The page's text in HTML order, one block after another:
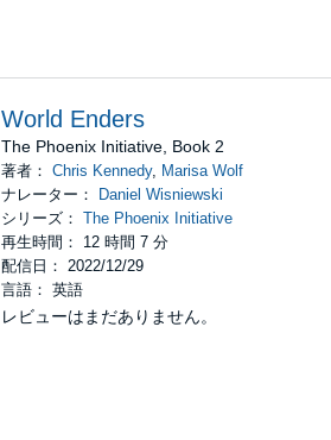
World Enders
The Phoenix Initiative, Book 2
著者： Chris Kennedy, Marisa Wolf
ナレーター：
Daniel Wisniewski
シリーズ： The Phoenix Initiative
再生時間： 12 時間 7 分
配信日： 2022/12/29
言語： 英語
レビューはまだありません。